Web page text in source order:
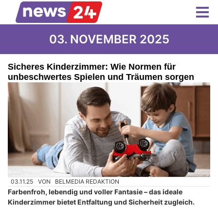
03. NOVEMBER 2025
Sicheres Kinderzimmer: Wie Normen für
unbeschwertes Spielen und Träumen sorgen
03.11.25 VON BELMEDIA REDAKTION
Farbenfroh, lebendig und voller Fantasie – das ideale
Kinderzimmer bietet Entfaltung und Sicherheit zugleich.